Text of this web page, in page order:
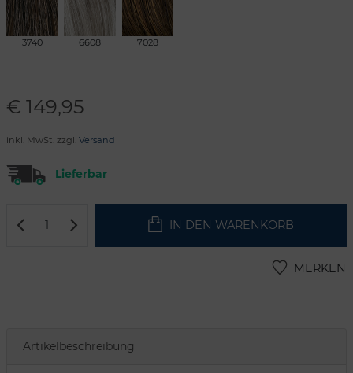
3740 6608 7028
€ 149,95
inkl. MwSt. zzgl. Versand
Lieferbar
IN DEN WARENKORB
MERKEN
Artikelbeschreibung